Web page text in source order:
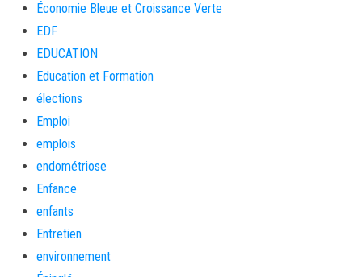
Économie Bleue et Croissance Verte
EDF
EDUCATION
Education et Formation
élections
Emploi
emplois
endométriose
Enfance
enfants
Entretien
environnement